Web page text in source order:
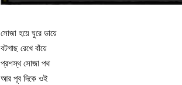
সোজা হয়ে ঘুরে ডায়ে
বটগাছ রেখে বাঁয়ে
প্রশস্থ সোজা পথ
আর পূব দিকে ওই